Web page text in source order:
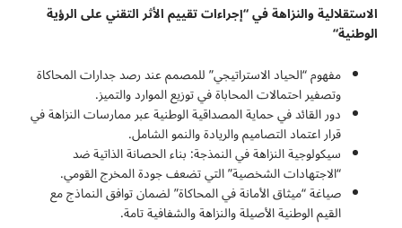
الاستقلالية والنزاهة في “إجراءات تقييم الأثر التقني على الرؤية
الوطنية“
مفهوم “الحياد الاستراتيجي” للمصمم عند رصد جدارات المحاكاة
وتصفير احتمالات المحاباة في توزيع الموارد والتميز.
دور القائد في حماية المصداقية الوطنية عبر ممارسات النزاهة في
قرار اعتماد التصاميم والريادة والنمو الشامل.
سيكولوجية النزاهة في النمذجة: بناء الحصانة الذاتية ضد
“الاجتهادات الشخصية” التي تضعف جودة المخرج القومي.
صياغة “ميثاق الأمانة في المحاكاة” لضمان توافق النماذج مع
القيم الوطنية الأصيلة والنزاهة والشفافية تامة.